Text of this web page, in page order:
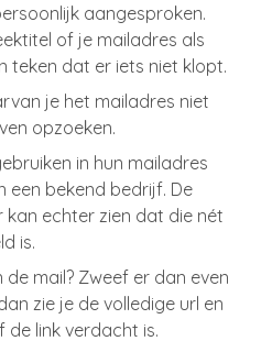
aangesproken.
of je mailadres als
teken dat er iets niet klopt.
je het mailadres niet
opzoeken.
in hun mailadres
een bekend bedrijf. De
echter zien dat die nét
is.
de mail? Zweef er dan even
zie je de volledige url en
de link verdacht is.